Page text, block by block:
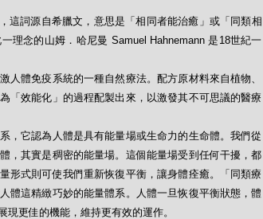
這詞源自希臘文，意思是「相同者能治癒」或「同類相
理念的山姆．哈尼曼 Samuel Hahnemann 是18世紀一
人體免疫系統的一種自然療法。配方原材料來自植物、
「效能化」的過程配製出來，以激發其不可思議的醫療
，它認為人體是具有能量場或生命力的生命體。我們從
，其實是稠密的能量場。這個能量場受到任何干擾，都
形式則可使我們重新恢復平衡，讓身體痊癒。「同類療
體這精緻巧妙的能量體系。人體一旦恢復平衡狀態，體
更佳的機能，維持更有效的運作。